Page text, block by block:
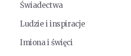
Świadectwa
Ludzie i inspiracje
Imiona i święci